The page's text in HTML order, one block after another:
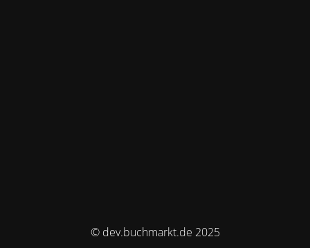
© dev.buchmarkt.de 2025